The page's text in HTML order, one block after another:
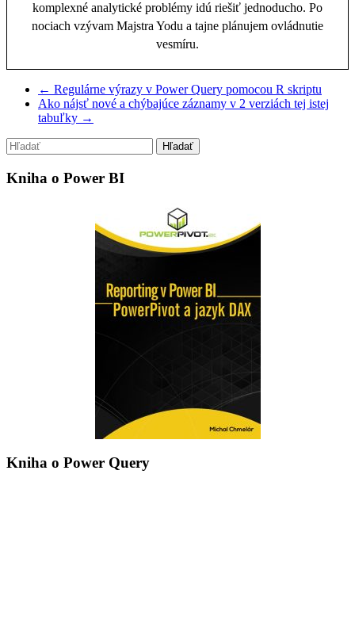
komplexné analytické problémy idú riešiť jednoducho. Po
nociach vzývam Majstra Yodu a tajne plánujem ovládnutie
vesmíru.
← Regulárne výrazy v Power Query pomocou R skriptu
Ako nájsť nové a chýbajúce záznamy v 2 verziách tej istej
tabuľky →
Kniha o Power BI
Kniha o Power Query